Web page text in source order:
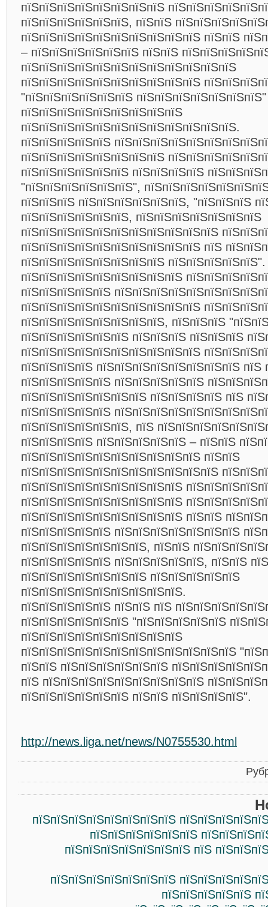
пїЅпїЅпїЅпїЅпїЅпїЅпїЅпїЅ
пїЅпїЅпїЅпїЅпїЅпїЅ, пїЅпїЅ
пїЅпїЅпїЅпїЅпїЅпїЅпїЅпїЅпїЅпїЅ пїЅпїЅ
– пїЅпїЅпїЅпїЅпїЅпїЅ пїЅпїЅ
пїЅпїЅпїЅпїЅпїЅпїЅпїЅпїЅпїЅпїЅпїЅпїЅ
пїЅпїЅпїЅпїЅпїЅпїЅпїЅпїЅпїЅпїЅ
"пїЅпїЅпїЅпїЅпїЅпїЅ пїЅпїЅпїЅпїЅпїЅпїЅпїЅ"
пїЅпїЅпїЅпїЅпїЅпїЅпїЅпїЅпїЅ
пїЅпїЅпїЅпїЅпїЅпїЅпїЅпїЅпїЅпїЅпїЅпїЅ.
пїЅпїЅпїЅпїЅпїЅ
пїЅпїЅпїЅпїЅпїЅпїЅпїЅпїЅ
пїЅпїЅпїЅпїЅпїЅпїЅ пїЅпїЅпїЅпїЅ
"пїЅпїЅпїЅпїЅпїЅпїЅ",
пїЅпїЅпїЅ пїЅпїЅпїЅпїЅпїЅпїЅ, "пїЅпїЅпїЅ
пїЅпїЅпїЅпїЅпїЅпїЅ, пїЅпїЅпїЅпїЅпїЅпїЅпїЅ
пїЅпїЅпїЅпїЅпїЅпїЅпїЅпїЅпїЅпїЅпїЅ
пїЅпїЅпїЅпїЅпїЅпїЅпїЅпїЅпїЅпїЅ пїЅ
пїЅпїЅпїЅпїЅпїЅпїЅпїЅпїЅ пїЅпїЅпїЅпїЅпїЅ".
пїЅпїЅпїЅпїЅпїЅпїЅпїЅпїЅпїЅ
пїЅпїЅпїЅпїЅпїЅ
пїЅпїЅпїЅпїЅпїЅпїЅпїЅпїЅпїЅпїЅ
пїЅпїЅпїЅпїЅпїЅпїЅпїЅпїЅ, пїЅпїЅпїЅ
пїЅпїЅпїЅпїЅпїЅпїЅ пїЅпїЅпїЅ пїЅпїЅпїЅ
пїЅпїЅпїЅпїЅпїЅпїЅпїЅпїЅпїЅпїЅ
пїЅпїЅпїЅпїЅ пїЅпїЅпїЅпїЅпїЅпїЅпїЅпїЅ пїЅ
пїЅпїЅпїЅпїЅпїЅ пїЅпїЅпїЅпїЅпїЅ
пїЅпїЅпїЅпїЅпїЅпїЅпїЅ пїЅпїЅпїЅпїЅ пїЅ
пїЅпїЅпїЅпїЅпїЅ
пїЅпїЅпїЅпїЅпїЅпїЅ, пїЅ
пїЅпїЅпїЅпїЅ пїЅпїЅпїЅпїЅпїЅ – пїЅпїЅ
пїЅпїЅпїЅпїЅпїЅпїЅпїЅпїЅпїЅпїЅ пїЅпїЅ
пїЅпїЅпїЅпїЅпїЅпїЅпїЅпїЅпїЅпїЅпїЅ
пїЅпїЅпїЅпїЅпїЅпїЅпїЅпїЅпїЅ
пїЅпїЅпїЅпїЅпїЅпїЅпїЅпїЅпїЅ
пїЅпїЅпїЅпїЅпїЅпїЅпїЅпїЅпїЅ пїЅпїЅ
пїЅпїЅпїЅпїЅпїЅ пїЅпїЅпїЅпїЅпїЅпїЅпїЅ
пїЅпїЅпїЅпїЅпїЅпїЅпїЅ, пїЅпїЅ
пїЅпїЅпїЅпїЅпїЅ пїЅпїЅпїЅпїЅпїЅ, пїЅпїЅ
пїЅпїЅпїЅпїЅпїЅпїЅпїЅ пїЅпїЅпїЅпїЅпїЅ
пїЅпїЅпїЅпїЅпїЅпїЅпїЅпїЅпїЅ.
пїЅпїЅпїЅпїЅпїЅ пїЅпїЅ пїЅ
пїЅпїЅпїЅпїЅпїЅпїЅ "пїЅпїЅпїЅпїЅпїЅ
пїЅпїЅпїЅпїЅпїЅпїЅпїЅпїЅпїЅ
пїЅпїЅпїЅпїЅпїЅпїЅпїЅпїЅпїЅпїЅпїЅпїЅ
пїЅпїЅ пїЅпїЅпїЅпїЅпїЅпїЅ
пїЅ пїЅпїЅпїЅпїЅпїЅпїЅпїЅпїЅпїЅ
пїЅпїЅпїЅпїЅпїЅпїЅ пїЅпїЅ пїЅпїЅпїЅпїЅ".
http://news.liga.net/news/N0755530.html
пїЅпїЅпїЅпїЅпїЅпїЅпїЅпїЅ
пїЅпїЅпїЅпїЅпїЅпїЅ
пїЅпїЅпїЅпїЅпїЅпїЅпїЅ пїЅ
пїЅпїЅпїЅпїЅпїЅпїЅпїЅ
пїЅпїЅпїЅпїЅпїЅ